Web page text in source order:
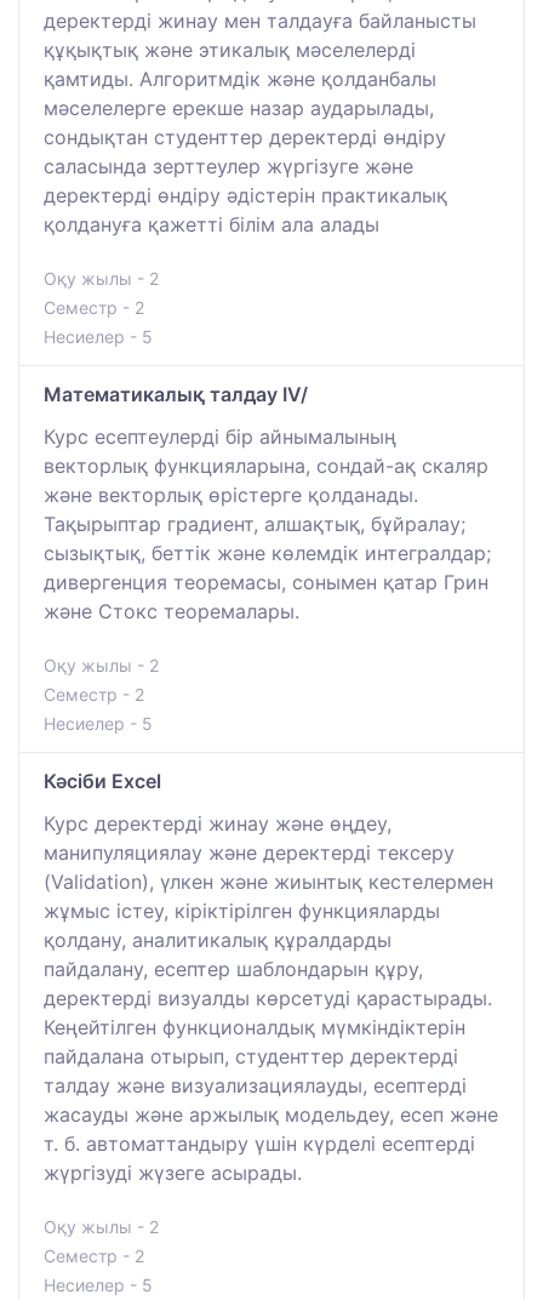
деректерді жинау мен талдауға байланысты
құқықтық және этикалық мәселелерді
қамтиды. Алгоритмдік және қолданбалы
мәселелерге ерекше назар аударылады,
сондықтан студенттер деректерді өндіру
саласында зерттеулер жүргізуге және
деректерді өндіру әдістерін практикалық
қолдануға қажетті білім ала алады
Оқу жылы - 2
Семестр - 2
Несиелер - 5
Математикалық талдау IV/
Курс есептеулерді бір айнымалының
векторлық функцияларына, сондай-ақ скаляр
және векторлық өрістерге қолданады.
Тақырыптар градиент, алшақтық, бұйралау;
сызықтық, беттік және көлемдік интегралдар;
дивергенция теоремасы, сонымен қатар Грин
және Стокс теоремалары.
Оқу жылы - 2
Семестр - 2
Несиелер - 5
Кәсіби Excel
Курс деректерді жинау және өңдеу,
манипуляциялау және деректерді тексеру
(Validation), үлкен және жиынтық кестелермен
жұмыс істеу, кіріктірілген функцияларды
қолдану, аналитикалық құралдарды
пайдалану, есептер шаблондарын құру,
деректерді визуалды көрсетуді қарастырады.
Кеңейтілген функционалдық мүмкіндіктерін
пайдалана отырып, студенттер деректерді
талдау және визуализациялауды, есептерді
жасауды және аржылық модельдеу, есеп және
т. б. автоматтандыру үшін күрделі есептерді
жүргізуді жүзеге асырады.
Оқу жылы - 2
Семестр - 2
Несиелер - 5